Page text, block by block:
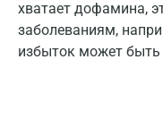
хватает дофамина,
заболеваниям,
избыток может быть
Кемерово
Ковров